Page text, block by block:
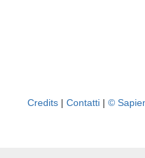
Credits | Contatti | ©